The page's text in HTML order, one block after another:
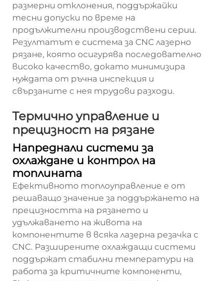
размерни отклонения, поддържайки
тесни допуски по време на
продължителни производствени серии.
Резултатът е система за CNC лазерно
рязане, която осигурява последователно
високо качество, докато минимизира
нуждата от ръчна инспекция и
свързаните с нея трудови разходи.
Термично управление и
прецизност на рязане
Напреднали системи за
охлаждане и контрол на
топлината
Ефективното топлоуправление е от
решаващо значение за поддържането на
прецизността на рязането и
удължаването на живота на
компонентите в всяка лазерна резачка с
CNC. Разширените охлаждащи системи
поддържат стабилни температури на
работа за критичните компоненти,